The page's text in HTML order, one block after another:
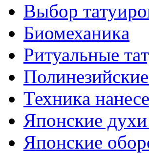
Выбор
Биомеханикa
Ритуальные
Техникa
Японские
Японские